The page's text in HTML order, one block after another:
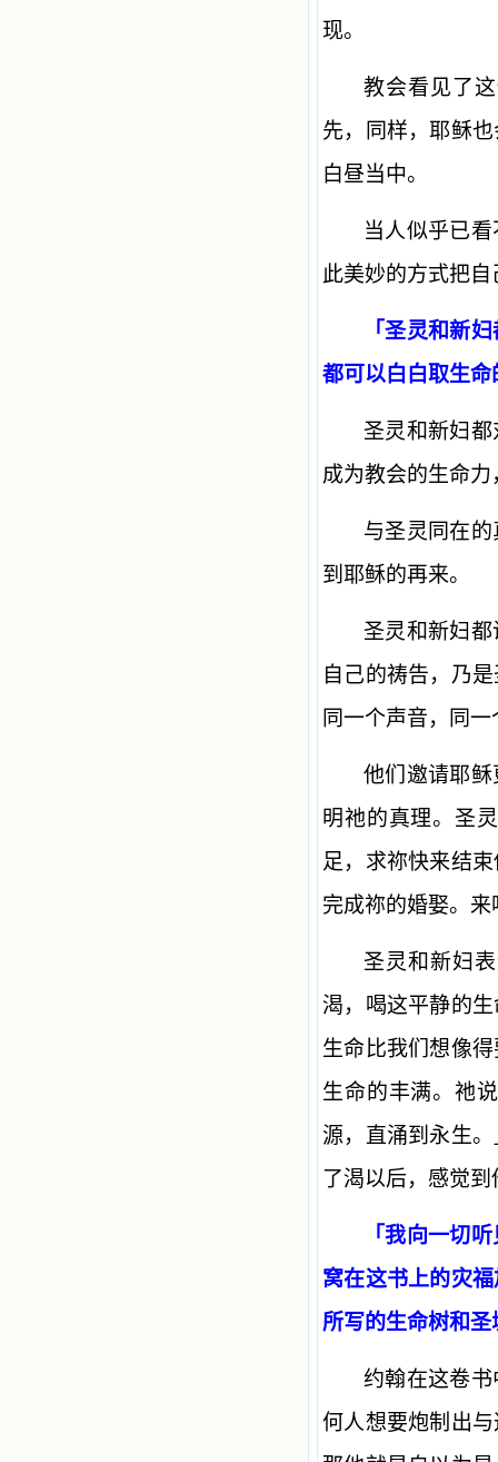
现。
教会看见了
先，同样，耶稣
白昼当中。
当人似乎已
此美妙的方式把
「圣灵和新
都可以白白取生
圣灵和新妇
成为教会的生命
与圣灵同在
到耶稣的再来。
圣灵和新妇
自己的祷告，乃
同一个声音，同
他们邀请耶
明祂的真理。圣
足，求祢快来结
完成祢的婚娶。
圣灵和新妇
渴，喝这平静的
生命比我们想像
生命的丰满。祂
源，直涌到永生
了渴以后，感觉
「我向一切
窝在这书上的灾
所写的生命树和
约翰在这卷
何人想要炮制出